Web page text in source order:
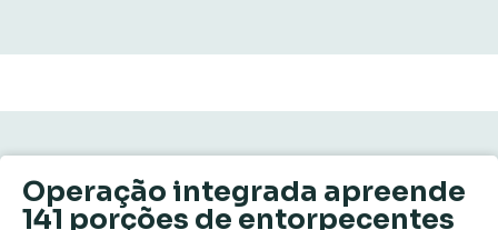
Operação integrada apreende
141 porções de entorpecentes